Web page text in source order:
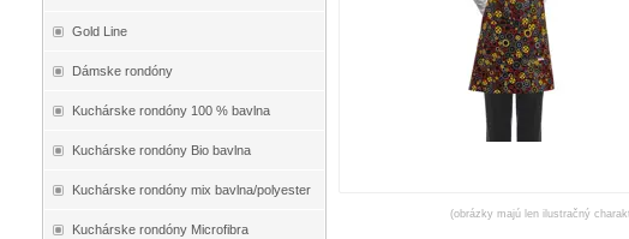
Gold Line
Dámske rondóny
Kuchárske rondóny 100 % bavlna
Kuchárske rondóny Bio bavlna
Kuchárske rondóny mix bavlna/polyester
Kuchárske rondóny Microfibra
(obrázky majú len ilustračný